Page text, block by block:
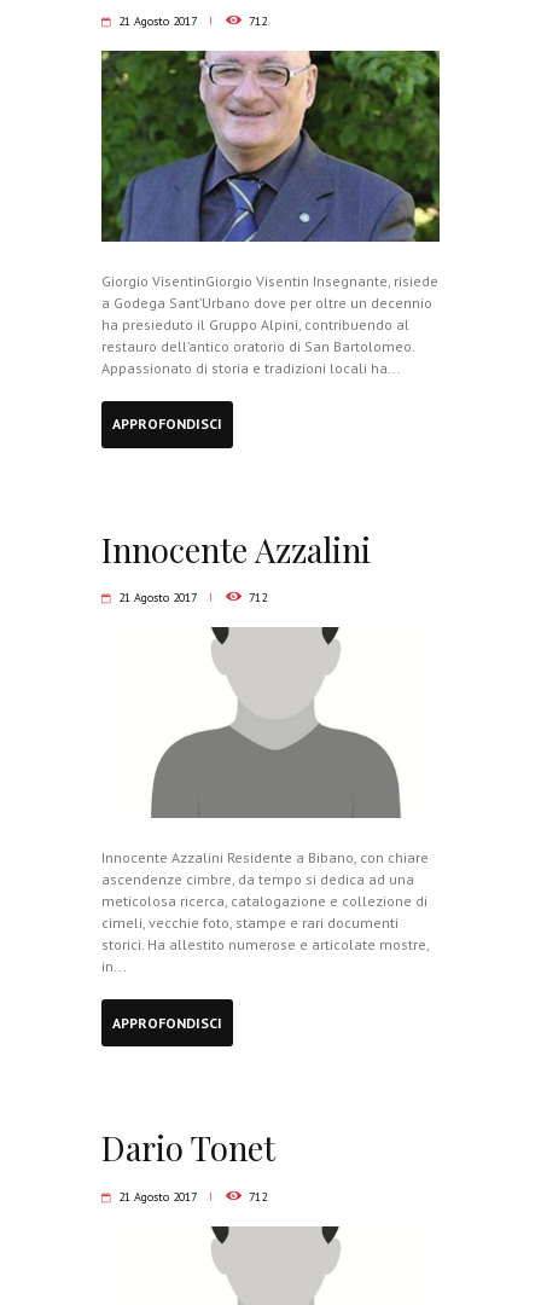
21 Agosto 2017 712
Giorgio VisentinGiorgio Visentin Insegnante, risiede
a Godega Sant’Urbano dove per oltre un decennio
ha presieduto il Gruppo Alpini, contribuendo al
restauro dell’antico oratorio di San Bartolomeo.
Appassionato di storia e tradizioni locali ha...
APPROFONDISCI
Innocente Azzalini
21 Agosto 2017 712
Innocente Azzalini Residente a Bibano, con chiare
ascendenze cimbre, da tempo si dedica ad una
meticolosa ricerca, catalogazione e collezione di
cimeli, vecchie foto, stampe e rari documenti
storici. Ha allestito numerose e articolate mostre,
in...
APPROFONDISCI
Dario Tonet
21 Agosto 2017 712